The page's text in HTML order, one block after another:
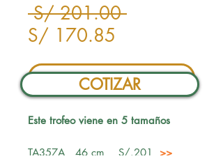
S/ 201.00 Precio
S/ 170.85
de
oferta
COTIZAR
Este trofeo viene en 5 tamaños
TA357A 46 cm S/.201 >>
COTIZAR